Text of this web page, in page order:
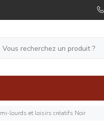
lourds et loisirs créatifs Noir